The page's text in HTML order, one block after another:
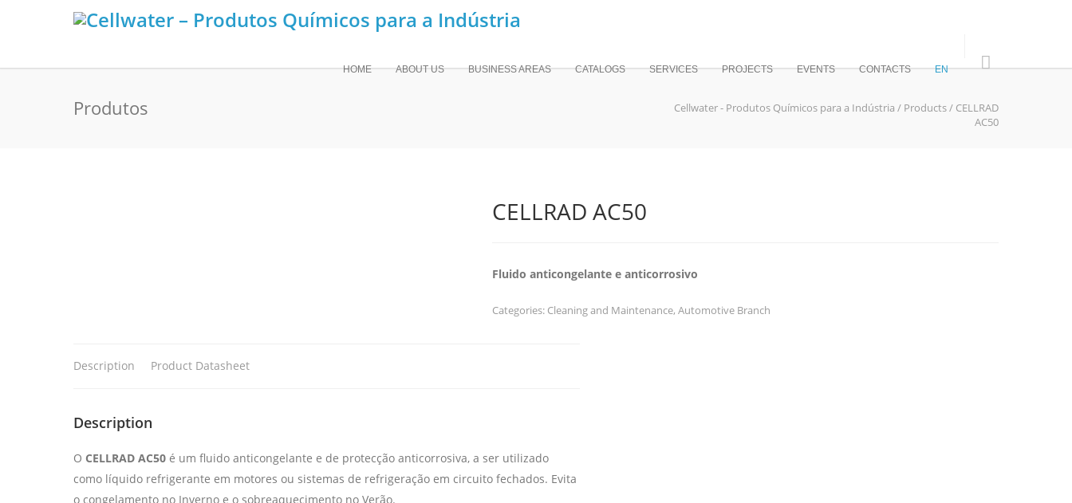
HOME ABOUT US BUSINESS AREAS CATALOGS SERVICES PROJECTS EVENTS CONTACTS EN
Produtos Cellwater - Produtos Químicos para a Indústria / Products/ CELLRAD
AC50
CELLRAD AC50
Fluido anticongelante e anticorrosivo
Categories: Cleaning and Maintenance, Automotive Branch
Description Product Datasheet
Description
O CELLRAD AC50 é um fluido anticongelante e de protecção anticorrosiva, a ser utilizado
como líquido refrigerante em motores ou sistemas de refrigeração em circuito fechados. Evita
o congelamento no Inverno e o sobreaquecimento no Verão.